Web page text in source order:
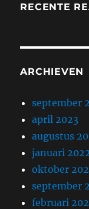
RECENTE
ARCHIEVEN
september
april 2023
augustus
januari
oktober
september
februari